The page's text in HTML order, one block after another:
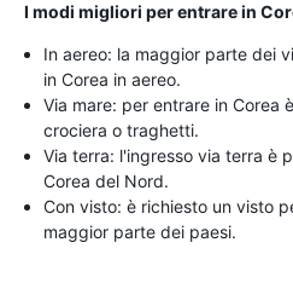
I modi migliori per entrare in
In aereo: la maggior parte dei
in Corea in aereo.
Via mare: per entrare in Corea
crociera o traghetti.
Via terra: l'ingresso via terra è
Corea del Nord.
Con visto: è richiesto un visto
maggior parte dei paesi.